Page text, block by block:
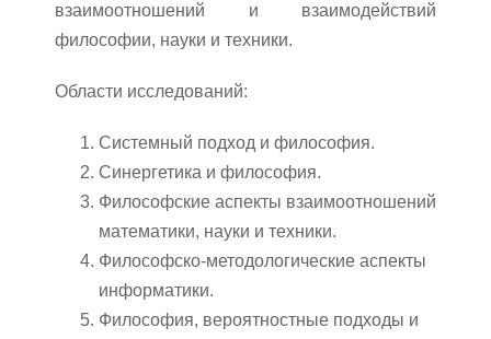
взаимоотношений и взаимодействий
философии, науки и техники.
Области исследований:
Системный подход и философия.
Синергетика и философия.
Философские аспекты взаимоотношений
математики, науки и техники.
Философско-методологические аспекты
информатики.
Философия, вероятностные подходы и